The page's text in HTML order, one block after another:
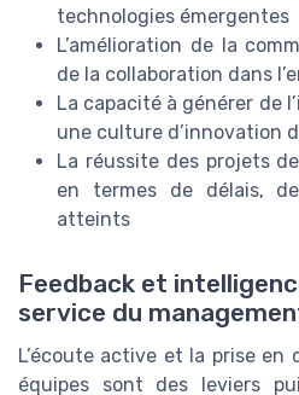
technologies émergentes
L’amélioration de la
de la collaboration dans
La capacité à générer de
une culture d’innovation
La réussite des projets
en termes de délais,
atteints
Feedback et
service du
L’écoute active et la prise en
équipes sont des leviers